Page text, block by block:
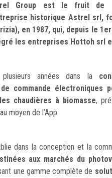
Group est le fruit de
historique Astrel srl,
en 1987, qui, depuis le
les entreprises Hottoh srl
années dans la
commande électroniques
chaudières à biomasse,
moyen de l’App.
dans la conception et la
aux marchés du
une gamme complète de